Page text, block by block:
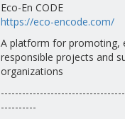
Eco-En CODE
https://eco-encode.com/
A platform for promoting,
responsible projects and
organizations
----------